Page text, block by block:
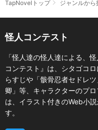
TapNovelトップ ジャンルから
怪人コンテスト
「怪人達の怪人達による
コンテスト』は、シタゴコ
らすじや「骸骨忍者セドレ
卿」等、キャラクターのプ
は、イラスト付きのWeb小
す。